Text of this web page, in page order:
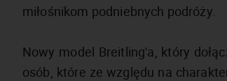
miłośnikom podniebnych podróży.
Nowy model Breitling'a, który
osób, które ze względu na